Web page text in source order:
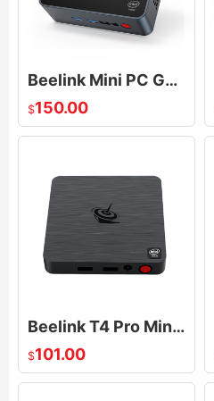
Beelink Mini PC GK55 Windows 10, Mini Desktop Computer 8GB DDR4/128GB SSD, Celeron J4125, 4K HD
$150.00
Beelink T4 Pro Mini PC Windows 10 Celeron N3350(up to 2.4GHz), 4G DDR/64G eMMC, Supports 4K/BT4.0
$101.00